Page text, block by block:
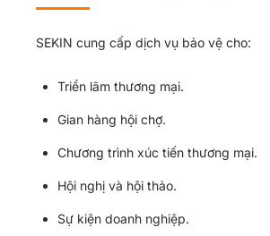
SEKIN cung cấp dịch vụ bảo vệ cho:
Triển lãm thương mại.
Gian hàng hội chợ.
Chương trình xúc tiến thương mại.
Hội nghị và hội thảo.
Sự kiện doanh nghiệp.